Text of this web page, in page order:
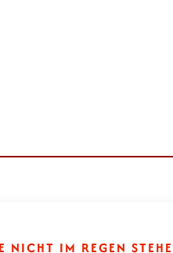
NICHT IM REGEN